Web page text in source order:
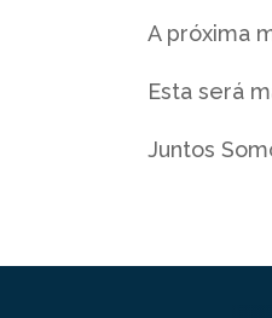
A próxima
Esta será
Juntos